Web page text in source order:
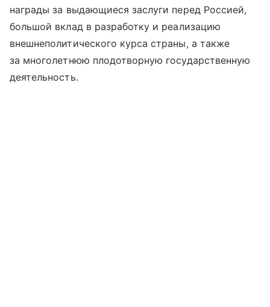
награды за выдающиеся заслуги перед Россией,
большой вклад в разработку и реализацию
внешнеполитического курса страны, а также
за многолетнюю плодотворную государственную
деятельность.